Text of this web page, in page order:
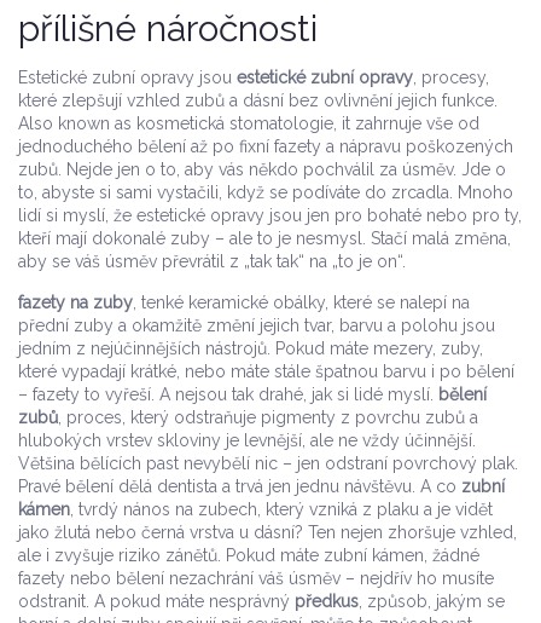
přílišné náročnosti
Estetické zubní opravy jsou estetické zubní opravy procesy,
které zlepšují vzhled zubů a dásní bez ovlivnění jejich funkce
Also known as kosmetická stomatologie , it zahrnuje vše od
jednoduchého bělení až po fixní fazety a nápravu poškozených
zubů Nejde jen o to, aby vás někdo pochválil za úsměv. Jde o
to, abyste si sami vystačili, když se podíváte do zrcadla. Mnoho
lidí si myslí, že estetické opravy jsou jen pro bohaté nebo pro ty,
kteří mají dokonalé zuby – ale to je nesmysl. Stačí malá změna,
aby se váš úsměv převrátil z „tak tak“ na „to je on“.
fazety na zuby tenké keramické obálky, které se nalepí na
přední zuby a okamžitě změní jejich tvar, barvu a polohu jsou
jedním z nejúčinnějších nástrojů. Pokud máte mezery, zuby,
které vypadají krátké, nebo máte stále špatnou barvu i po bělení
– fazety to vyřeší. A nejsou tak drahé, jak si lidé myslí. bělení
zubů proces, který odstraňuje pigmenty z povrchu zubů a
hlubokých vrstev skloviny je levnější, ale ne vždy účinnější.
Většina bělících past nevybělí nic – jen odstraní povrchový plak.
Pravé bělení dělá dentista a trvá jen jednu návštěvu. A co zubní
kámen tvrdý nános na zubech, který vzniká z plaku a je vidět
jako žlutá nebo černá vrstva u dásní? Ten nejen zhoršuje vzhled,
ale i zvyšuje riziko zánětů. Pokud máte zubní kámen, žádné
fazety nebo bělení nezachrání váš úsměv – nejdřív ho musíte
odstranit. A pokud máte nesprávný předkus způsob, jakým se